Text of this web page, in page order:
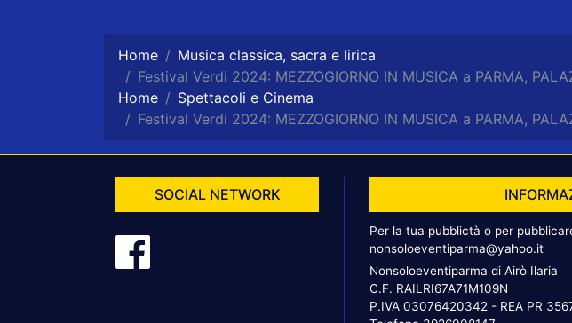
Home
Musica classica, sacra e lirica
Festival Verdi 2024: MEZZOGIORNO IN MUSICA a PARMA,
Home
Spettacoli e Cinema
Festival Verdi 2024: MEZZOGIORNO IN MUSICA a PARMA,
SOCIAL NETWORK
Per la tua pubblictà o per
nonsoloeventiparma@yahoo.it
Nonsoloeventiparma di Airò Ilaria
C.F. RAILRI67A71M109N
P.IVA 03076420342 - REA PR